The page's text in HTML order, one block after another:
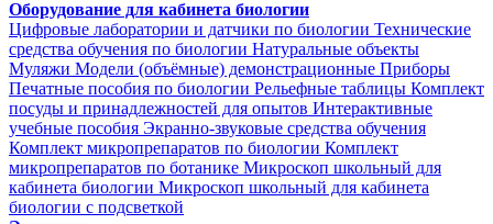
Оборудование для кабинета биологии
Цифровые лаборатории и датчики по биологии Технические
средства обучения по биологии Натуральные объекты
Муляжи Модели (объёмные) демонстрационные Приборы
Печатные пособия по биологии Рельефные таблицы Комплект
посуды и принадлежностей для опытов Интерактивные
учебные пособия Экранно-звуковые средства обучения
Комплект микропрепаратов по биологии Комплект
микропрепаратов по ботанике Микроскоп школьный для
кабинета биологии Микроскоп школьный для кабинета
биологии с подсветкой